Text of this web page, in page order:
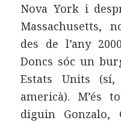
Nova York i
Massachusetts,
des de l’any
Doncs sóc un
Estats Units
americà). M’és
diguin Gonzalo,